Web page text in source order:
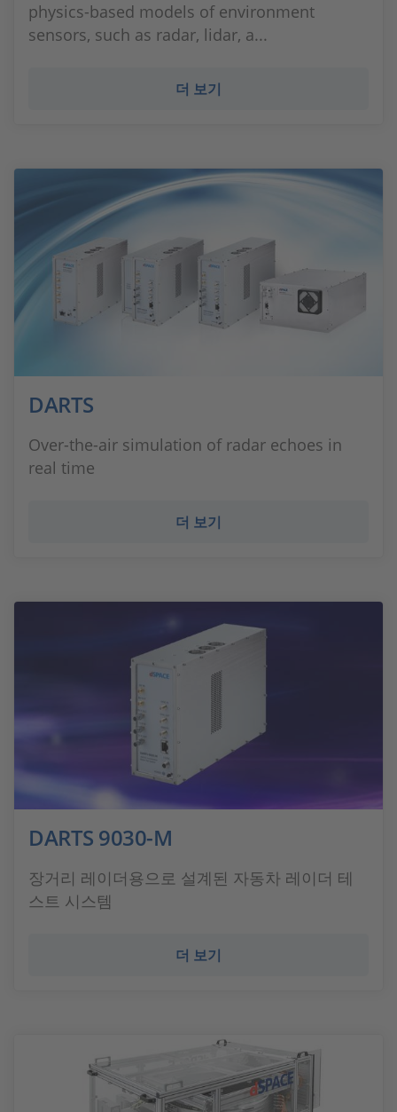
physics-based models of environment
sensors, such as radar, lidar, a...
더 보기
DARTS
Over-the-air simulation of radar echoes in
real time
더 보기
DARTS 9030-M
장거리 레이더용으로 설계된 자동차 레이더 테
스트 시스템
더 보기